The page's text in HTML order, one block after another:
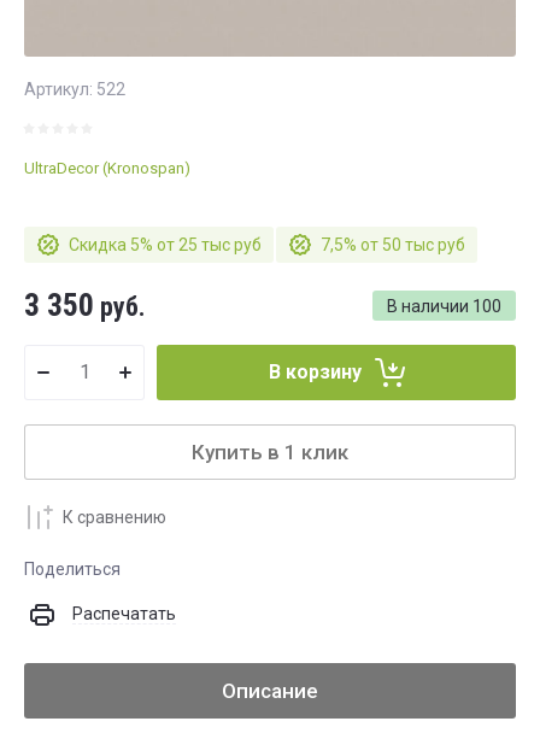
Артикул: 522
UltraDecor (Kronospan)
Скидка 5% от 25 тыс руб 7,5% от 50 тыс руб
В наличии 100
3 350 руб.
В корзину
Купить в 1 клик
К сравнению
Поделиться
Распечатать
Описание